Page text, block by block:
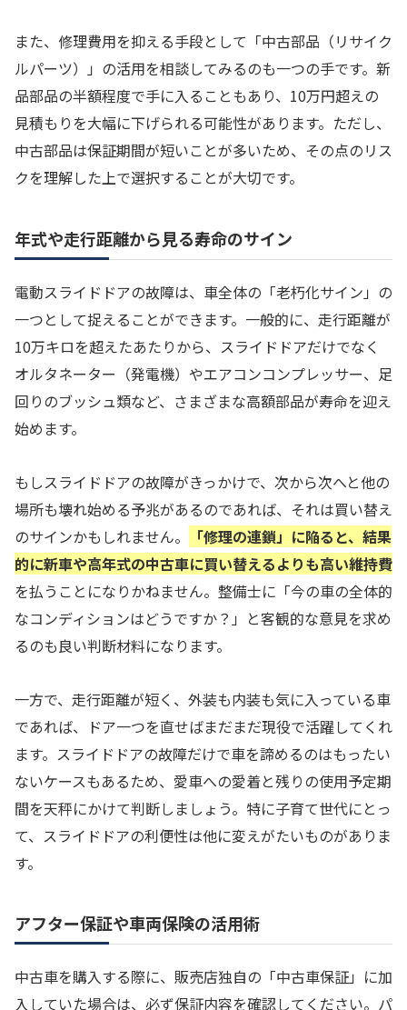
また、修理費用を抑える手段として「中古部品（リサイク
ルパーツ）」の活用を相談してみるのも一つの手です。新
品部品の半額程度で手に入ることもあり、10万円超えの
見積もりを大幅に下げられる可能性があります。ただし、
中古部品は保証期間が短いことが多いため、その点のリス
クを理解した上で選択することが大切です。
年式や走行距離から見る寿命のサイン
電動スライドドアの故障は、車全体の「老朽化サイン」の
一つとして捉えることができます。一般的に、走行距離が
10万キロを超えたあたりから、スライドドアだけでなく
オルタネーター（発電機）やエアコンコンプレッサー、足
回りのブッシュ類など、さまざまな高額部品が寿命を迎え
始めます。
もしスライドドアの故障がきっかけで、次から次へと他の
場所も壊れ始める予兆があるのであれば、それは買い替え
のサインかもしれません。
「修理の連鎖」に陥ると、結果
的に新車や高年式の中古車に買い替えるよりも高い維持費
を払うことになりかねません。整備士に「今の車の全体的
なコンディションはどうですか？」と客観的な意見を求め
るのも良い判断材料になります。
一方で、走行距離が短く、外装も内装も気に入っている車
であれば、ドア一つを直せばまだまだ現役で活躍してくれ
ます。スライドドアの故障だけで車を諦めるのはもったい
ないケースもあるため、愛車への愛着と残りの使用予定期
間を天秤にかけて判断しましょう。特に子育て世代にとっ
て、スライドドアの利便性は他に変えがたいものがありま
す。
アフター保証や車両保険の活用術
中古車を購入する際に、販売店独自の「中古車保証」に加
入していた場合は、必ず保証内容を確認してください。パ